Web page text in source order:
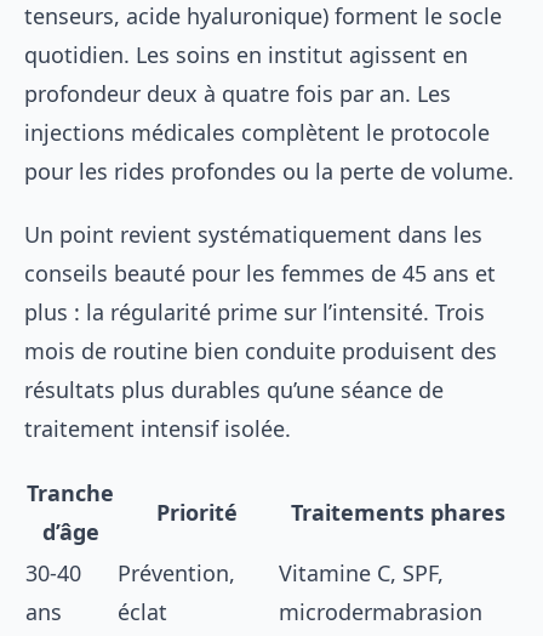
tenseurs, acide hyaluronique) forment le socle
quotidien. Les soins en institut agissent en
profondeur deux à quatre fois par an. Les
injections médicales complètent le protocole
pour les rides profondes ou la perte de volume.
Un point revient systématiquement dans les
conseils beauté pour les femmes de 45 ans et
plus : la régularité prime sur l’intensité. Trois
mois de routine bien conduite produisent des
résultats plus durables qu’une séance de
traitement intensif isolée.
Tranche
d’âge
Priorité Traitements phares
30-40
ans
Prévention,
éclat
Vitamine C, SPF,
microdermabrasion